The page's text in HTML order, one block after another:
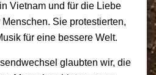
Vietnam und für die Liebe
Sie protestierten,
für eine bessere Welt.
glaubten wir, die